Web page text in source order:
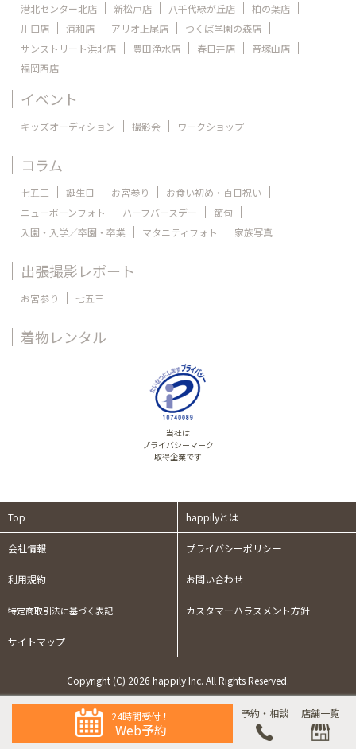
港北センター北店
新松戸店 八千代緑が丘店
柏の葉店
川口店
浦和店 アリオ上尾店
つくば学園の森店
サンストリート浜北店
豊田浄水店 春日井店
帝塚山店
福岡西店
イベント
キッズオーディション 撮影会 ワークショップ
コラム
七五三 誕生日 お宮参り
お食い初め・百日祝い
ニューボーンフォト
ハーフバースデー
節句
入園・入学／卒園・卒業
マタニティフォト 家族写真
出張撮影レポート
お宮参り 七五三
着物レンタル
当社は
プライバシーマーク
取得企業です
Top happilyとは
会社情報 プライバシーポリシー
利用規約 お問い合わせ
特定商取引法に基づく表記 カスタマーハラスメント方針
サイトマップ
Copyright (C) 2026 happily Inc. All Rights Reserved.
24時間受付！
Web予約
予約・相談 店舗一覧